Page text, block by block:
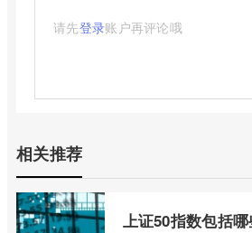
请先登录账户再评论哦
相关推荐